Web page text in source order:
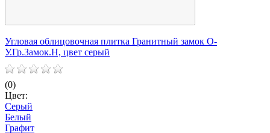
Угловая облицовочная плитка Гранитный замок О-
У.Гр.Замок.Н, цвет серый
(0)
Цвет:
Серый
Белый
Графит